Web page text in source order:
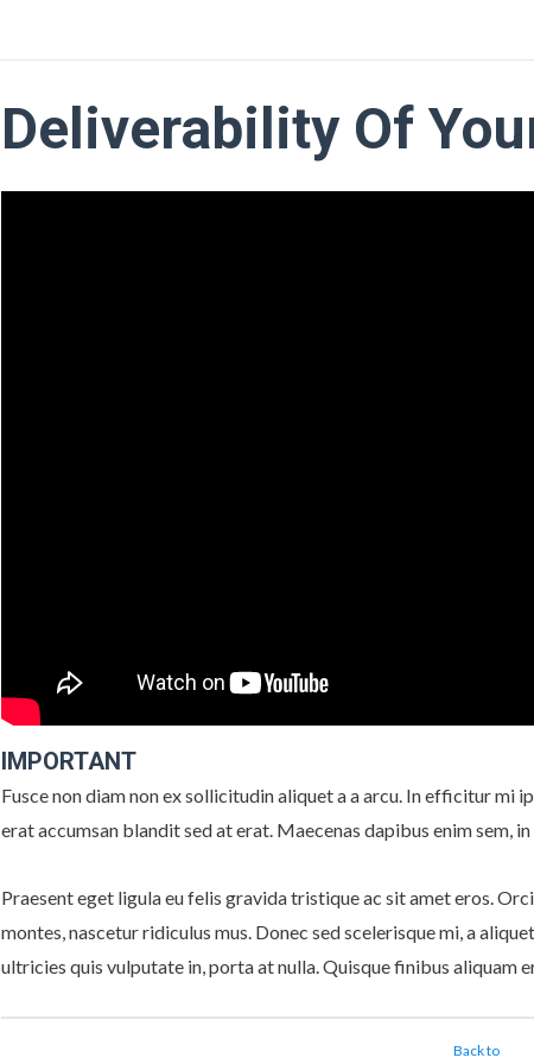
Deliverability Of
IMPORTANT
Fusce non diam non ex sollicitudin aliquet a a arcu. In efficitur mi
erat accumsan blandit sed at erat. Maecenas dapibus enim sem,
Praesent eget ligula eu felis gravida tristique ac sit amet eros.
montes, nascetur ridiculus mus. Donec sed scelerisque mi, a
ultricies quis vulputate in, porta at nulla. Quisque finibus aliquam
Back to